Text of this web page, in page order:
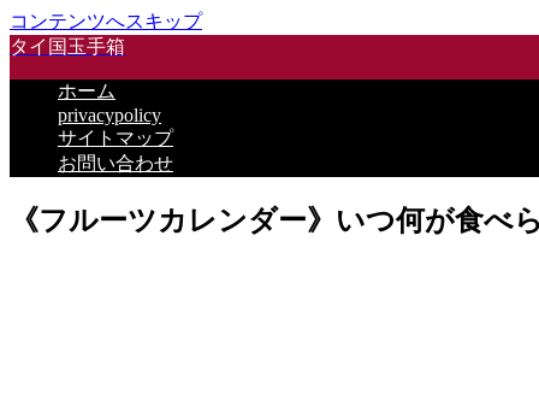
コンテンツへスキップ
タイ国玉手箱
ホーム
privacypolicy
サイトマップ
お問い合わせ
《フルーツカレンダー》いつ何が食べ